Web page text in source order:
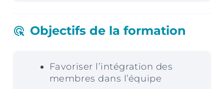
ads_click Objectifs de la formation
Favoriser l’intégration des
membres dans l’équipe